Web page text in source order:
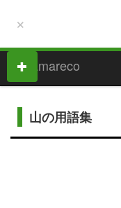
×
山の用語集